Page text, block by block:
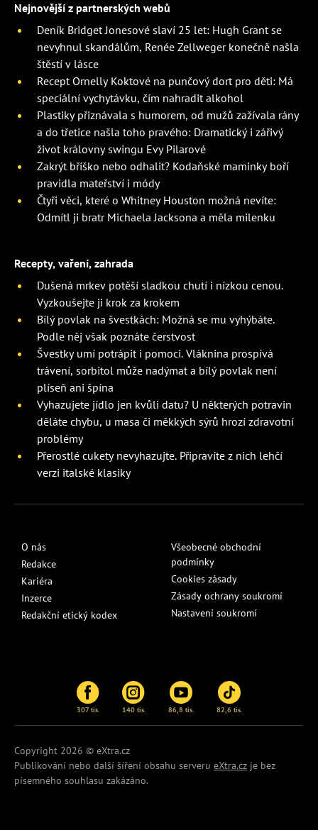
Nejnovější z partnerských webů
Deník Bridget Jonesové slaví 25 let: Hugh Grant se
nevyhnul skandálům, Renée Zellweger konečně našla
štěstí v lásce
Recept Ornelly Koktové na punčový dort pro děti: Má
speciální vychytávku, čím nahradit alkohol
Plastiky přiznávala s humorem, od mužů zažívala rány
a do třetice našla toho pravého: Dramatický i zářivý
život královny swingu Evy Pilarové
Zakrýt bříško nebo odhalit? Kodaňské maminky boří
pravidla mateřství i módy
Čtyři věci, které o Whitney Houston možná nevíte:
Odmítl ji bratr Michaela Jacksona a měla milenku
Recepty, vaření, zahrada
Dušená mrkev potěší sladkou chutí i nízkou cenou.
Vyzkoušejte ji krok za krokem
Bílý povlak na švestkách: Možná se mu vyhýbáte.
Podle něj však poznáte čerstvost
Švestky umí potrápit i pomoci. Vláknina prospívá
trávení, sorbitol může nadýmat a bílý povlak není
plíseň ani špína
Vyhazujete jídlo jen kvůli datu? U některých potravin
děláte chybu, u masa či měkkých sýrů hrozí zdravotní
problémy
Přerostlé cukety nevyhazujte. Připravíte z nich lehčí
verzi italské klasiky
O nás
Redakce
Kariéra
Inzerce
Redakční etický kodex
Všeobecné obchodní
podmínky
Cookies zásady
Zásady ochrany soukromí
Nastavení soukromí
307 tis. 140 tis. 86,8 tis. 82,6 tis.
Copyright 2026 © eXtra.cz
Publikování nebo další šíření obsahu serveru eXtra.cz je bez
písemného souhlasu zakázáno.